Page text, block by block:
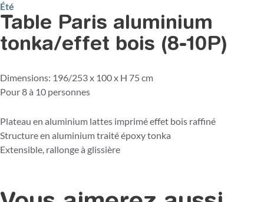
Été
Table Paris aluminium
tonka/effet bois (8-10P)
Dimensions: 196/253 x 100 x H 75 cm
Pour 8 à 10 personnes
Plateau en aluminium lattes imprimé effet bois raffiné
Structure en aluminium traité époxy tonka
Extensible, rallonge à glissière